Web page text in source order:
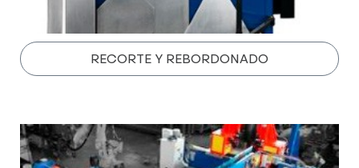
RECORTE Y REBORDONADO